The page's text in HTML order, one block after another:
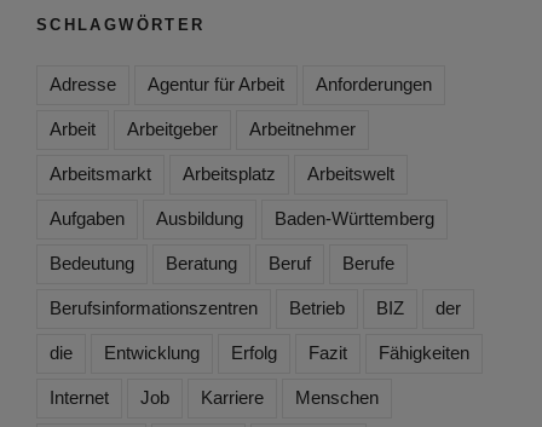
SCHLAGWÖRTER
Adresse Agentur für Arbeit Anforderungen
Arbeit Arbeitgeber Arbeitnehmer
Arbeitsmarkt Arbeitsplatz Arbeitswelt
Aufgaben Ausbildung Baden-Württemberg
Bedeutung Beratung Beruf Berufe
Berufsinformationszentren Betrieb BIZ der
die Entwicklung Erfolg Fazit Fähigkeiten
Internet Job Karriere Menschen